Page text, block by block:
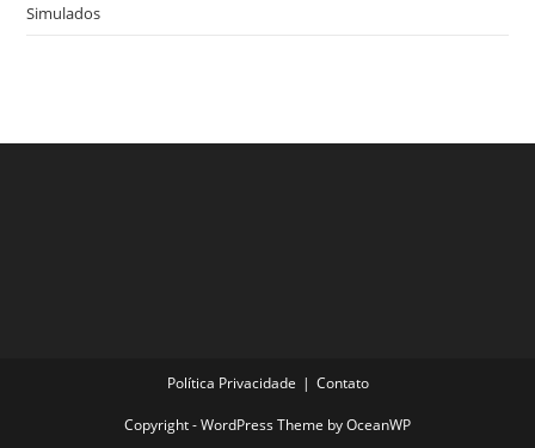
Simulados
Política Privacidade Contato
Copyright - WordPress Theme by OceanWP